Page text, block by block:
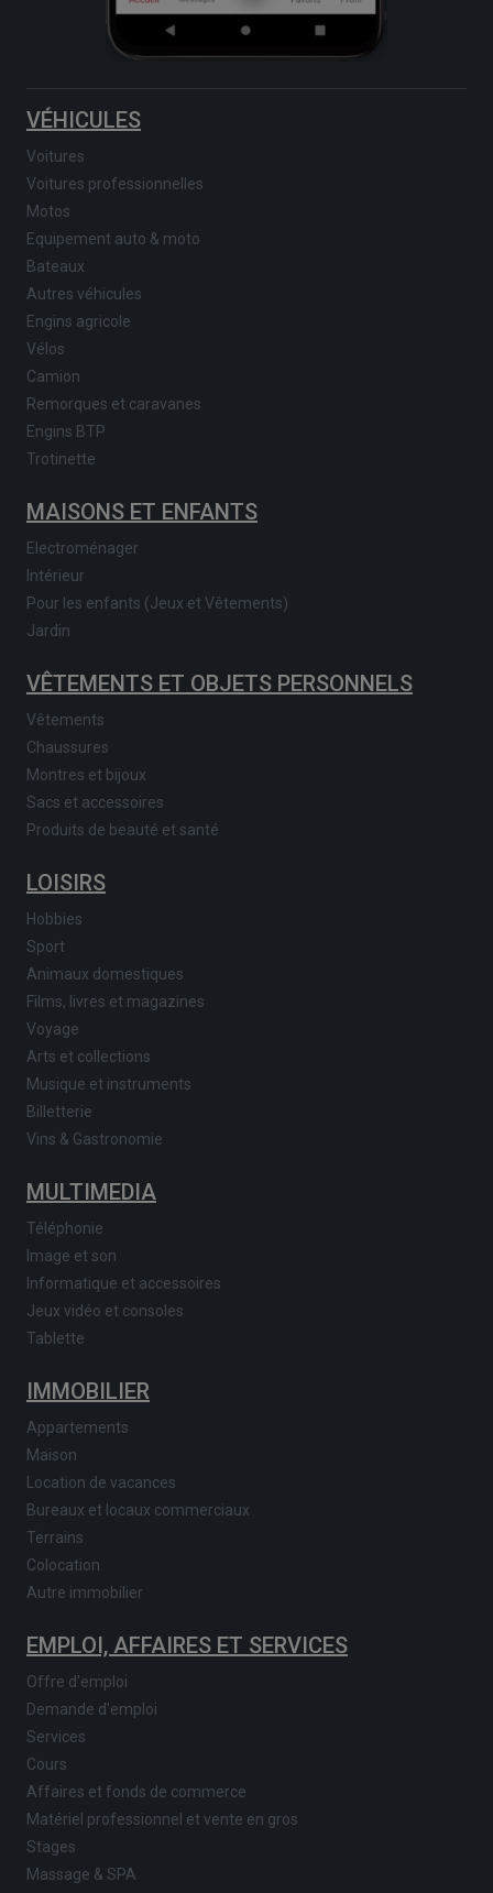
VÉHICULES
Voitures
Voitures professionnelles
Motos
Equipement auto & moto
Bateaux
Autres véhicules
Engins agricole
Vélos
Camion
Remorques et caravanes
Engins BTP
Trotinette
MAISONS ET ENFANTS
Electroménager
Intérieur
Pour les enfants (Jeux et Vêtements)
Jardin
VÊTEMENTS ET OBJETS PERSONNELS
Vêtements
Chaussures
Montres et bijoux
Sacs et accessoires
Produits de beauté et santé
LOISIRS
Hobbies
Sport
Animaux domestiques
Films, livres et magazines
Voyage
Arts et collections
Musique et instruments
Billetterie
Vins & Gastronomie
MULTIMEDIA
Téléphonie
Image et son
Informatique et accessoires
Jeux vidéo et consoles
Tablette
IMMOBILIER
Appartements
Maison
Location de vacances
Bureaux et locaux commerciaux
Terrains
Colocation
Autre immobilier
EMPLOI, AFFAIRES ET SERVICES
Offre d'emploi
Demande d'emploi
Services
Cours
Affaires et fonds de commerce
Matériel professionnel et vente en gros
Stages
Massage & SPA